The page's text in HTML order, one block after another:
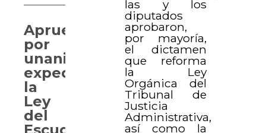
las y los
diputados
aprobaron,
por mayoría,
el dictamen
que reforma
la Ley
Orgánica del
Tribunal de
Justicia
Administrativa,
así como la
Aprueban
por
unanimidad
expedir
la
Ley
del